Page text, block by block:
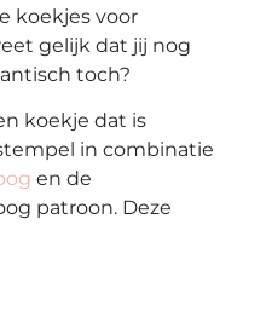
koekjes voor
gelijk dat jij nog
toch?
koekje dat is
in combinatie
en de
patroon. Deze